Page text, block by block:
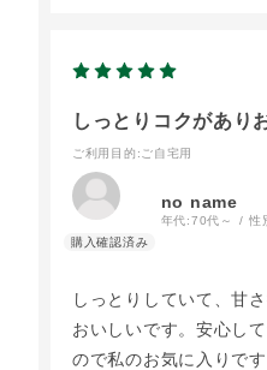
しっとりコクがあり
ご利用目的 :ご自宅用
no name
年代:70代～ 性
しっとりしていて、甘
おいしいです。安心し
ので私のお気に入りです